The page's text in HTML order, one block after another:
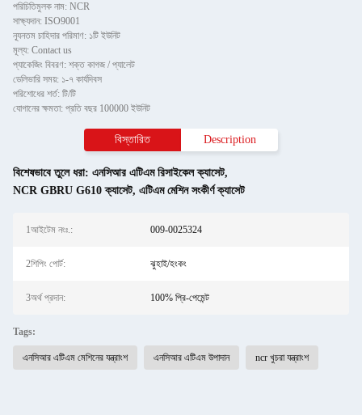
পরিচিতিমুলক নাম: NCR
সাক্ষ্যদান: ISO9001
ন্যূনতম চাহিদার পরিমাণ: ১টি ইউনিট
মূল্য: Contact us
প্যাকেজিং বিবরণ: শক্ত কাগজ / প্যালেট
ডেলিভারি সময়: ১-৭ কার্যদিবস
পরিশোধের শর্ত: টি/টি
যোগানের ক্ষমতা: প্রতি বছর 100000 ইউনিট
বিস্তারিত Description
বিশেষভাবে তুলে ধরা: এনসিআর এটিএম রিসাইকেল ক্যাসেট,
NCR GBRU G610 ক্যাসেট, এটিএম মেশিন সংকীর্ণ ক্যাসেট
1আইটেম নংঃ.: 009-0025324
2শিপিং পোর্ট: ঝুহাই/হংকং
3অর্থ প্রদান: 100% প্রি-পেমেন্ট
Tags:
এনসিআর এটিএম মেশিনের যন্ত্রাংশ এনসিআর এটিএম উপাদান ncr খুচরা যন্ত্রাংশ